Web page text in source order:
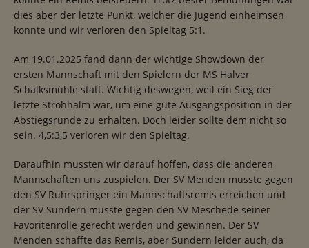
dies aber der letzte Punkt, welcher die Jugend einheimsen
konnte und wir verloren den Spieltag 5:1.
Am 19.01.2025 fand dann der wichtige Showdown der
ersten Mannschaft mit den Spielern der MS Halver
Schalksmühle statt. Wichtig deswegen, weil ein Sieg der
letzte Strohhalm war, um eine gute Ausgangsposition in der
Abstiegsrunde zu erhalten. Doch leider sollte dem nicht so
sein. 4,5:3,5 verloren wir den Spieltag.
Daraufhin mussten wir darauf hoffen, dass die anderen
Mannschaften uns zuspielen. Der SV Menden musste gegen
den SV Ruhrspringer ein Mannschaftsremis erreichen und
der SV Sundern musste gegen den SV Meschede seiner
Favoritenrolle gerecht werden und gewinnen. Der SV
Menden schaffte das Remis, aber Sundern leider auch, da